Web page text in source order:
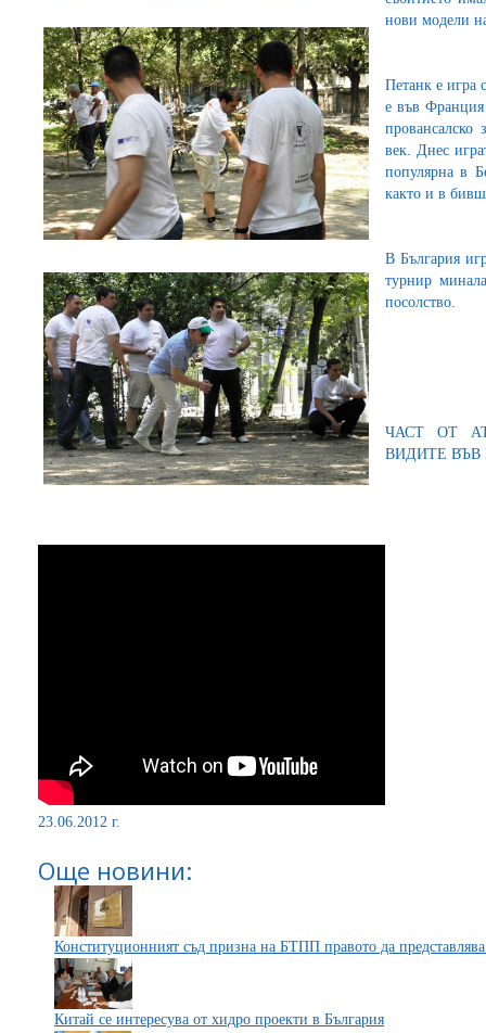
нови модели
Петанк е игра
е във Франция
век. Днес
популярна в
както и в
В България
турнир
посолство.
ЧАСТ ОТ
ВИДИТЕ
23.06.2012 г.
Още новини:
Конституционният съд призна на БТПП правото да
Китай се интересува от хидро проекти в България